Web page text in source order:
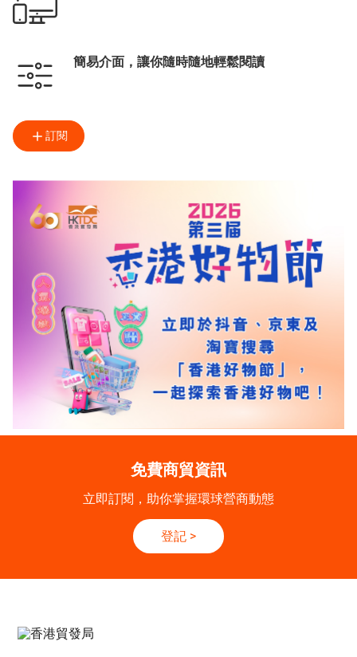
簡易介面，讓你隨時隨地輕鬆閱讀
訂閱
免費商貿資訊
立即訂閱，助你掌握環球營商動態
登記 >